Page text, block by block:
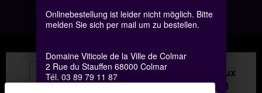
Interdiction de vente de
boissons alcoolisées aux
mineurs de moins de 18
Onlinebestellung ist leider nicht möglich. Bitte
melden Sie sich per mail um zu bestellen.
Domaine Viticole de la Ville de Colmar
2 Rue du Stauffen 68000 Colmar
Tél. 03 89 79 11 87